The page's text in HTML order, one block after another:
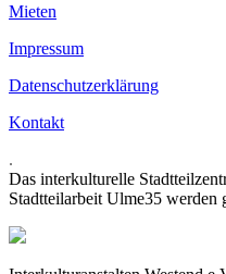
Mieten
Impressum
Datenschutzerklärung
Kontakt
.
Das interkulturelle
Stadtteilarbeit Ulme35 werden